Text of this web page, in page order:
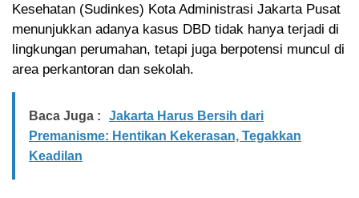
Kesehatan (Sudinkes) Kota Administrasi Jakarta Pusat
menunjukkan adanya kasus DBD tidak hanya terjadi di
lingkungan perumahan, tetapi juga berpotensi muncul di
area perkantoran dan sekolah.
Baca Juga :
Jakarta Harus Bersih dari
Premanisme: Hentikan Kekerasan, Tegakkan
Keadilan